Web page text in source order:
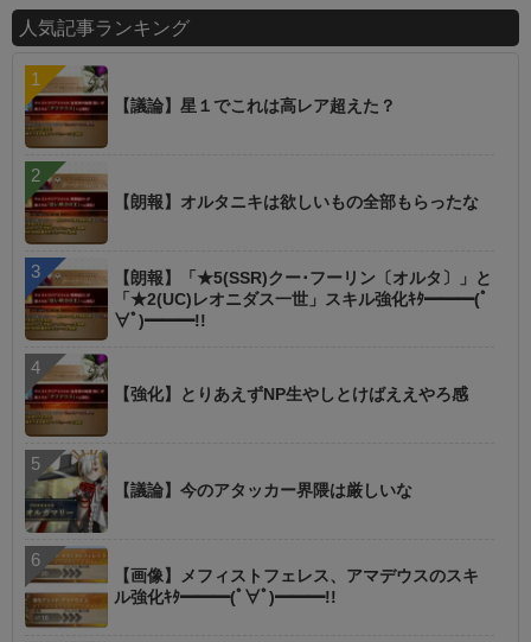
人気記事ランキング
【議論】星１でこれは高レア超えた？
【朗報】オルタニキは欲しいもの全部もらったな
【朗報】「★5(SSR)クー･フーリン〔オルタ〕」と
「★2(UC)レオニダス一世」スキル強化ｷﾀ━━━(ﾟ
∀ﾟ)━━━!!
【強化】とりあえずNP生やしとけばええやろ感
【議論】今のアタッカー界隈は厳しいな
【画像】メフィストフェレス、アマデウスのスキ
ル強化ｷﾀ━━━(ﾟ∀ﾟ)━━━!!